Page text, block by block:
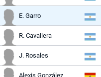
E. Garro
R. Cavallera
J. Rosales
Alexis González